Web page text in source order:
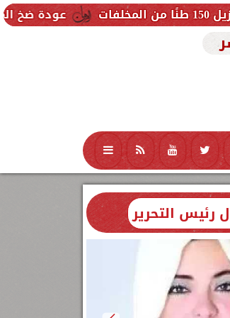
عودة ضخ المياه تدريجيًا
منوعات محافظات
رئيس التحرير